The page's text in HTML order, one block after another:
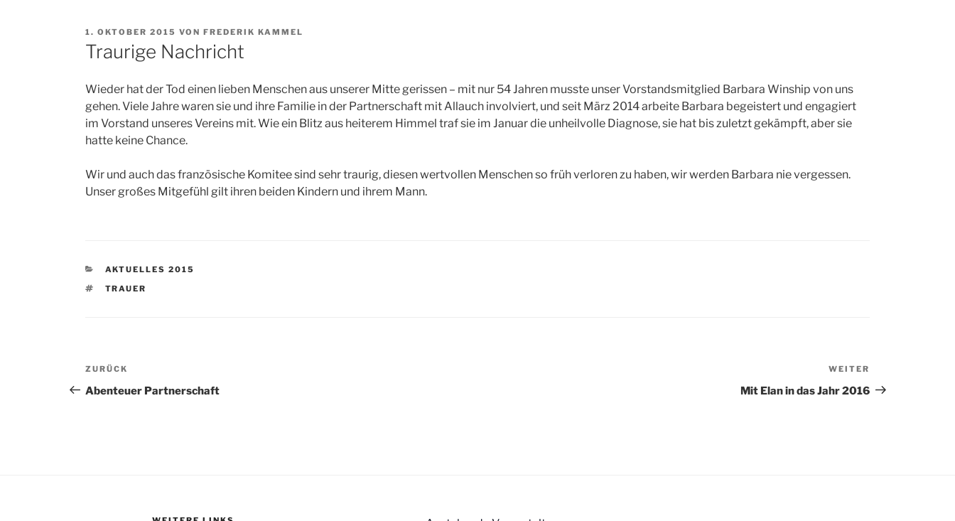
VERÖFFENTLICHT
AM
1. OKTOBER 2015 VON FREDERIK KAMMEL
Traurige Nachricht
Wieder hat der Tod einen lieben Menschen aus unserer Mitte gerissen – mit nur 54 Jahren musste unser Vorstandsmitglied Barbara Winship von uns
gehen. Viele Jahre waren sie und ihre Familie in der Partnerschaft mit Allauch involviert, und seit März 2014 arbeite Barbara begeistert und engagiert
im Vorstand unseres Vereins mit. Wie ein Blitz aus heiterem Himmel traf sie im Januar die unheilvolle Diagnose, sie hat bis zuletzt gekämpft, aber sie
hatte keine Chance.
Wir und auch das französische Komitee sind sehr traurig, diesen wertvollen Menschen so früh verloren zu haben, wir werden Barbara nie vergessen.
Unser großes Mitgefühl gilt ihren beiden Kindern und ihrem Mann.
KATEGORIEN
AKTUELLES 2015
SCHLAGWÖRTER
TRAUER
Beitragsnavigation
Vorheriger
Beitrag
ZURÜCK
Abenteuer Partnerschaft
Beitrag
WEITER
Mit Elan in das Jahr 2016